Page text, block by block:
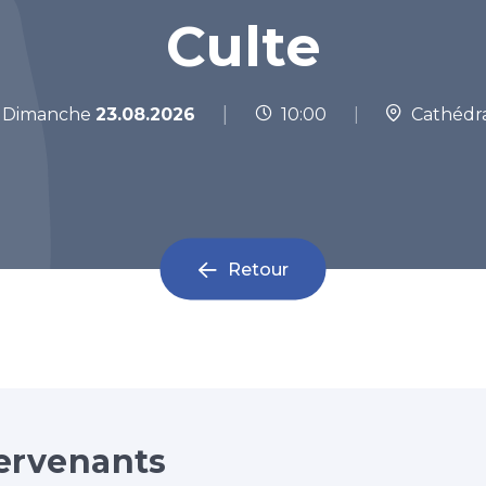
Culte
23.08.2026 | 10:00
Retour